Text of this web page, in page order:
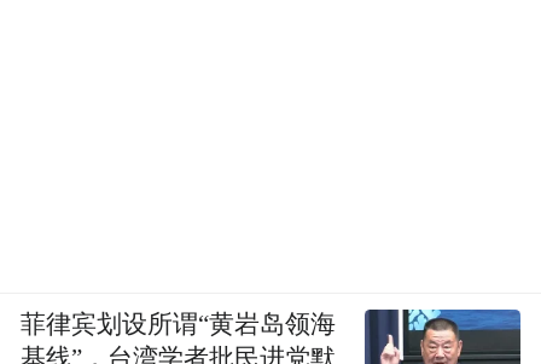
菲律宾划设所谓“黄岩岛领海
基线”，台湾学者批民进党默